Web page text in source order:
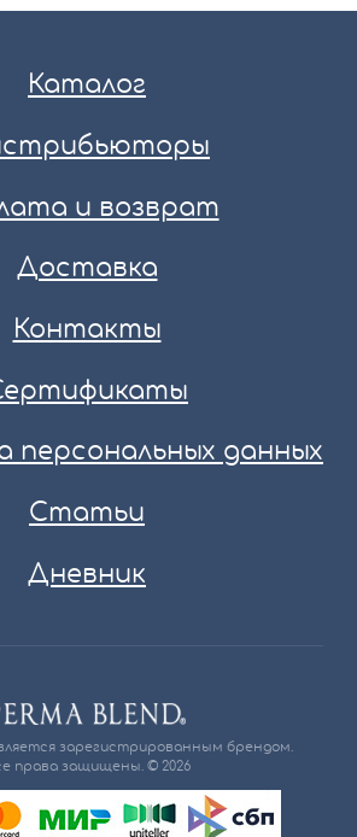
Каталог
и возврат
Доставка
Контакты
персональных данных
Статьи
Дневник
зарегистрированным брендом.
права защищены. © 2026